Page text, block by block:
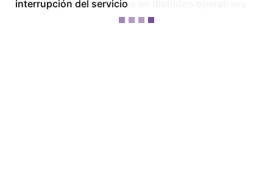
baleados y tres detenidos en distintos operativos